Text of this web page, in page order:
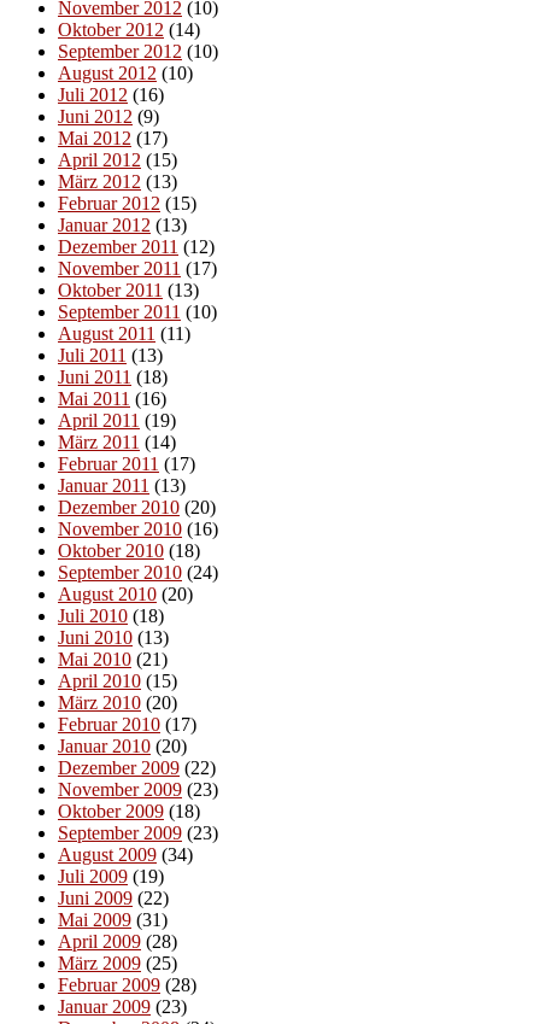
November 2012 (10)
Oktober 2012 (14)
September 2012 (10)
August 2012 (10)
Juli 2012 (16)
Juni 2012 (9)
Mai 2012 (17)
April 2012 (15)
März 2012 (13)
Februar 2012 (15)
Januar 2012 (13)
Dezember 2011 (12)
November 2011 (17)
Oktober 2011 (13)
September 2011 (10)
August 2011 (11)
Juli 2011 (13)
Juni 2011 (18)
Mai 2011 (16)
April 2011 (19)
März 2011 (14)
Februar 2011 (17)
Januar 2011 (13)
Dezember 2010 (20)
November 2010 (16)
Oktober 2010 (18)
September 2010 (24)
August 2010 (20)
Juli 2010 (18)
Juni 2010 (13)
Mai 2010 (21)
April 2010 (15)
März 2010 (20)
Februar 2010 (17)
Januar 2010 (20)
Dezember 2009 (22)
November 2009 (23)
Oktober 2009 (18)
September 2009 (23)
August 2009 (34)
Juli 2009 (19)
Juni 2009 (22)
Mai 2009 (31)
April 2009 (28)
März 2009 (25)
Februar 2009 (28)
Januar 2009 (23)